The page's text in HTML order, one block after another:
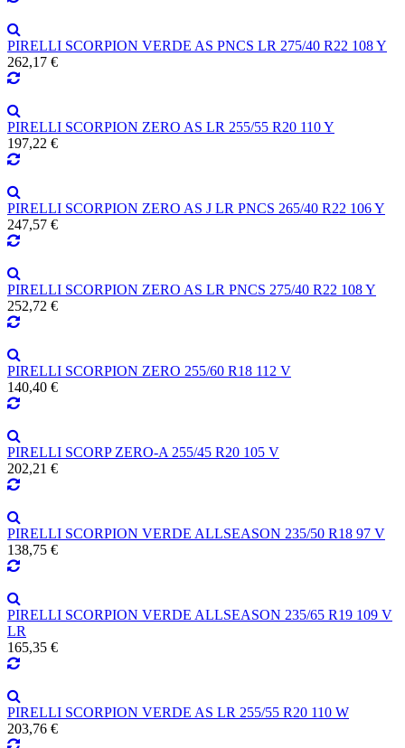
PIRELLI SCORPION VERDE AS PNCS LR 275/40 R22 108 Y
262,17 €
PIRELLI SCORPION ZERO AS LR 255/55 R20 110 Y
197,22 €
PIRELLI SCORPION ZERO AS J LR PNCS 265/40 R22 106 Y
247,57 €
PIRELLI SCORPION ZERO AS LR PNCS 275/40 R22 108 Y
252,72 €
PIRELLI SCORPION ZERO 255/60 R18 112 V
140,40 €
PIRELLI SCORP ZERO-A 255/45 R20 105 V
202,21 €
PIRELLI SCORPION VERDE ALLSEASON 235/50 R18 97 V
138,75 €
PIRELLI SCORPION VERDE ALLSEASON 235/65 R19 109 V
LR
165,35 €
PIRELLI SCORPION VERDE AS LR 255/55 R20 110 W
203,76 €